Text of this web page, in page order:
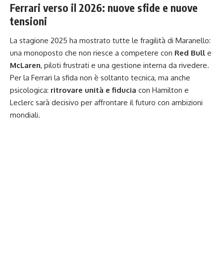
Ferrari verso il 2026: nuove sfide e nuove
tensioni
La stagione 2025 ha mostrato tutte le fragilità di Maranello:
una monoposto che non riesce a competere con Red Bull e
McLaren, piloti frustrati e una gestione interna da rivedere.
Per la Ferrari la sfida non è soltanto tecnica, ma anche
psicologica: ritrovare unità e fiducia con Hamilton e
Leclerc sarà decisivo per affrontare il futuro con ambizioni
mondiali.